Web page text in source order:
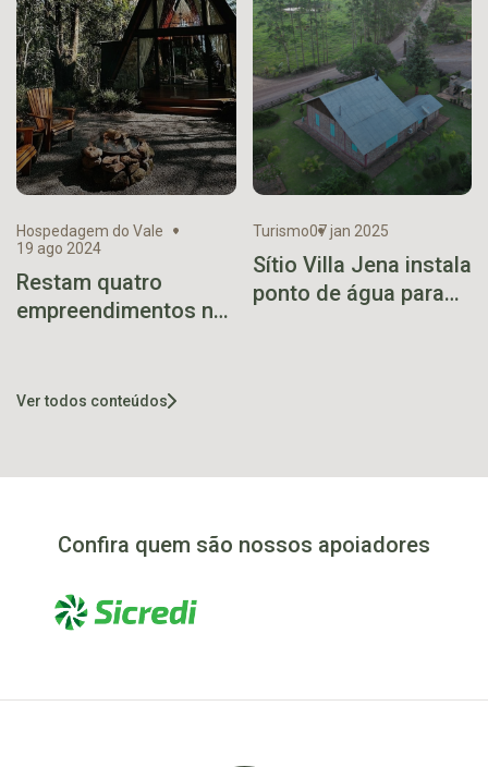
Hospedagem do Vale
19 ago 2024
Restam quatro
empreendimentos na
Turismo07 jan 2025
Sítio Villa Jena instala
ponto de água para
Ver todos conteúdos
Confira quem são nossos apoiadores